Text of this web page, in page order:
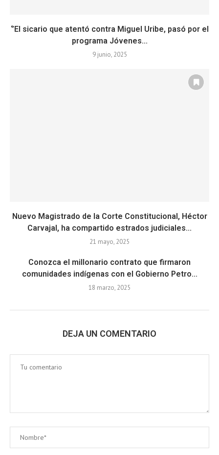
‘’El sicario que atentó contra Miguel Uribe, pasó por el
programa Jóvenes...
9 junio, 2025
Nuevo Magistrado de la Corte Constitucional, Héctor
Carvajal, ha compartido estrados judiciales...
21 mayo, 2025
Conozca el millonario contrato que firmaron
comunidades indígenas con el Gobierno Petro...
18 marzo, 2025
DEJA UN COMENTARIO